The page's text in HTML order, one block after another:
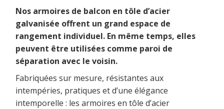
Nos armoires de balcon en tôle d’acier
galvanisée offrent un grand espace de
rangement individuel. En même temps, elles
peuvent être utilisées comme paroi de
séparation avec le voisin.
Fabriquées sur mesure, résistantes aux
intempéries, pratiques et d’une élégance
intemporelle : les armoires en tôle d’acier